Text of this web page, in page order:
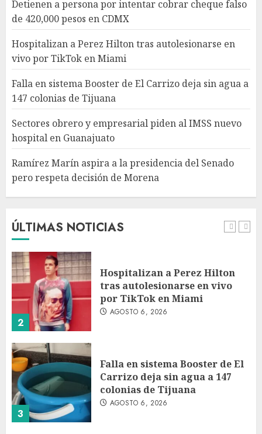
Detienen a persona por intentar cobrar cheque falso
de 420,000 pesos en CDMX
Hospitalizan a Perez Hilton tras autolesionarse en
vivo por TikTok en Miami
Falla en sistema Booster de El Carrizo deja sin agua a
147 colonias de Tijuana
Sectores obrero y empresarial piden al IMSS nuevo
hospital en Guanajuato
Ramírez Marín aspira a la presidencia del Senado
pero respeta decisión de Morena
ÚLTIMAS NOTICIAS
4
piden al IMSS nuevo hospital
en Guanajuato
AGOSTO 6, 2026
5
Ramírez Marín aspira a la
presidencia del Senado pero
respeta decisión de Morena
AGOSTO 6, 2026
1
Detienen a persona por
intentar cobrar cheque falso
AGOSTO 6, 2026
2
Hospitalizan a Perez Hilton
tras autolesionarse en vivo
por TikTok en Miami
AGOSTO 6, 2026
3
Falla en sistema Booster de El
Carrizo deja sin agua a 147
colonias de Tijuana
AGOSTO 6, 2026